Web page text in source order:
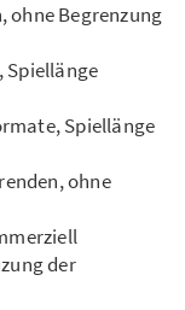
ohne Begrenzung
Spiellänge
Spiellänge
ohne
der